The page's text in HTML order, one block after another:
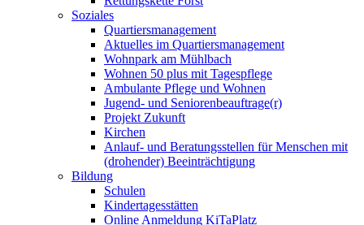
Soziales
Quartiersmanagement
Aktuelles im Quartiersmanagement
Wohnpark am Mühlbach
Wohnen 50 plus mit Tagespflege
Ambulante Pflege und Wohnen
Jugend- und Seniorenbeauftrage(r)
Projekt Zukunft
Kirchen
Anlauf- und Beratungsstellen für Menschen mit
(drohender) Beeinträchtigung
Bildung
Schulen
Kindertagesstätten
Online Anmeldung KiTaPlatz